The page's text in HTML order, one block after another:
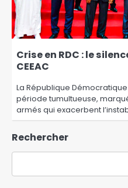
Crise en RDC : le
CEEAC
La République
période tumultueuse,
armés qui exacerbent
Rechercher